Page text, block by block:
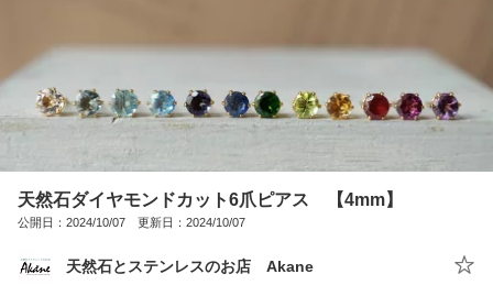
天然石ダイヤモンドカット6爪ピアス 【4mm】
公開日：2024/10/07 更新日：2024/10/07
天然石とステンレスのお店 Akane